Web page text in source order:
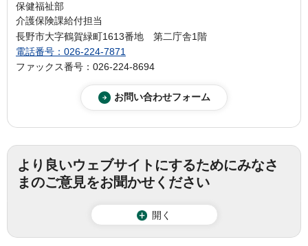
保健福祉部
介護保険課給付担当
長野市大字鶴賀緑町1613番地 第二庁舎1階
電話番号：026-224-7871
ファックス番号：026-224-8694
より良いウェブサイトにするためにみなさ
まのご意見をお聞かせください
開く